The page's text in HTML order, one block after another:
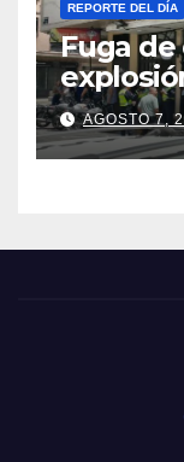
REPORTE DEL DÍA
Fuga
deAGOSTO 7,